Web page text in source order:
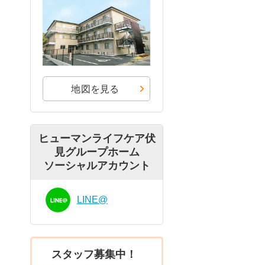
地図を見る
ヒューマンライフケア伏
見グループホーム
ソーシャルアカウント
LINE@
スタッフ募集中！